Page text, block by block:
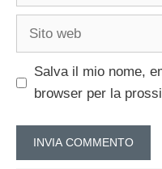
Sito
Salva il mio nome,
browser per la